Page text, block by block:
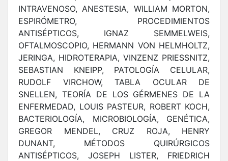
INTRAVENOSO, ANESTESIA, WILLIAM MORTON,
ESPIRÓMETRO, PROCEDIMIENTOS
ANTISÉPTICOS, IGNAZ SEMMELWEIS,
OFTALMOSCOPIO, HERMANN VON HELMHOLTZ,
JERINGA, HIDROTERAPIA, VINZENZ PRIESSNITZ,
SEBASTIAN KNEIPP, PATOLOGÍA CELULAR,
RUDOLF VIRCHOW, TABLA OCULAR DE
SNELLEN, TEORÍA DE LOS GÉRMENES DE LA
ENFERMEDAD, LOUIS PASTEUR, ROBERT KOCH,
BACTERIOLOGÍA, MICROBIOLOGÍA, GENÉTICA,
GREGOR MENDEL, CRUZ ROJA, HENRY
DUNANT, MÉTODOS QUIRÚRGICOS
ANTISÉPTICOS, JOSEPH LISTER, FRIEDRICH